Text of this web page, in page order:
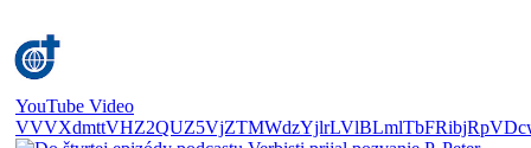
YouTube Video